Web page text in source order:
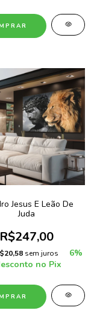
Jesus E Leão De
Juda
R$247,00
sem juros
6%
no Pix